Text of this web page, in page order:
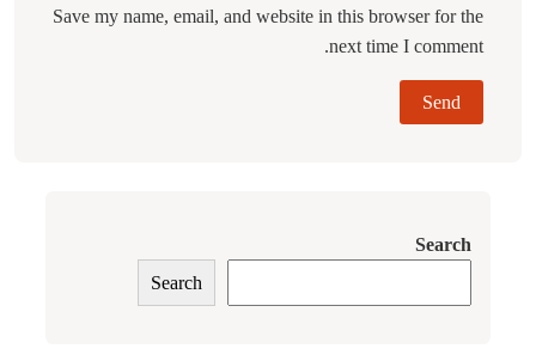
Save my name, email, and website in this browser for the
next time I comment.
Search
Search